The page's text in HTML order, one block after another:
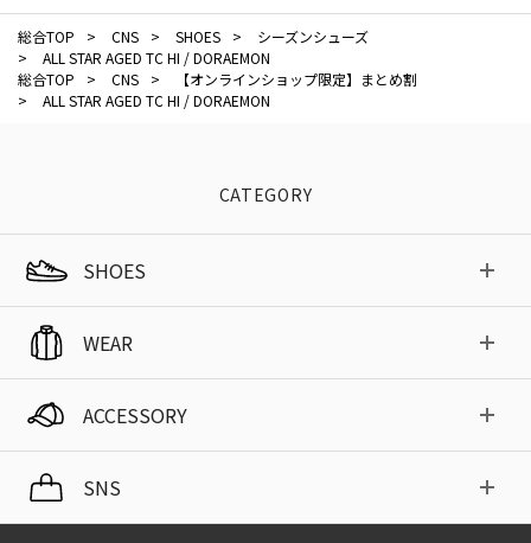
総合TOP > CNS > SHOES >
シーズンシューズ
>
ALL STAR AGED TC HI / DORAEMON
総合TOP
> CNS >
【オンラインショップ限定】まとめ割
>
ALL STAR AGED TC HI / DORAEMON
CATEGORY
SHOES
WEAR
ACCESSORY
SNS